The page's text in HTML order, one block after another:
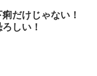
だけじゃない！
しい！